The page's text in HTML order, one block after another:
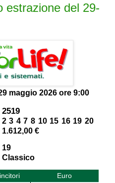
estrazione del 29-
maggio 2026 ore 9:00
2519
2 3 4 7 8 10 15 16 19 20
1.612,00 €
19
Classico
Euro